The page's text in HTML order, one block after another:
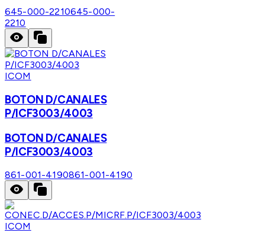
645-000-2210645-000-
2210
ICOM
BOTON D/CANALES
P/ICF3003/4003
BOTON D/CANALES
P/ICF3003/4003
861-001-4190861-001-4190
ICOM